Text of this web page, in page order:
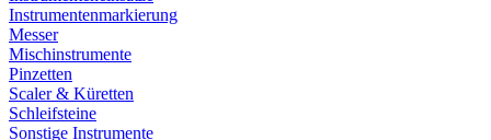
Instrumentenmarkierung
Messer
Mischinstrumente
Pinzetten
Scaler & Küretten
Schleifsteine
Sonstige Instrumente